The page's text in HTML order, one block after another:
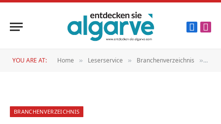
YOU ARE AT: Home » Leserservice » Branchenverzeichnis »
BRANCHENVERZEICHNIS